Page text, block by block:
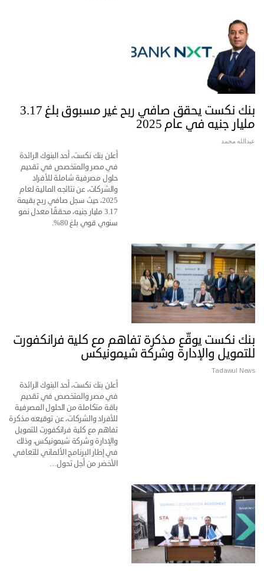
بنك نكست يحقق صافي ربح غير مسبوق بلغ 3.17
مليار جنيه في عام 2025
عبدالله محمد
أعلن بنك نكست، أحد البنوك الرائدة
في مصر والمتخصص في تقديم
حلول مصرفية شاملة للأفراد
والشركات، عن نتائجه المالية لعام
2025، حيث سجل صافي ربح بقيمة
3.17 مليار جنيه، محققًا معدل نمو
سنوي قوي بلغ 80%.
بنك نكست يوقّع مذكرة تفاهم مع كلية فرانكفورت
للتمويل والإدارة وشركة شيمونيكس
Tadawul News
أعلن بنك نكست، أحد البنوك الرائدة
في مصر والمتخصص في تقديم
باقة متكاملة من الحلول المصرفية
للأفراد والشركات، عن توقيعه مذكرة
تفاهم مع كلية فرانكفورت للتمويل
والإدارة وشركة شيمونيكس، وذلك
في إطار البرنامج الألماني للتعافي
الأخضر من أجل تحول…